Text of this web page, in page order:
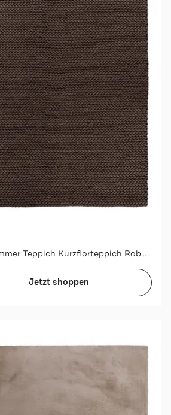
Wohnzimmer Teppich Kurzflorteppich Robbie 125
Jetzt shoppen